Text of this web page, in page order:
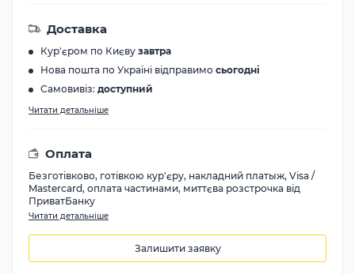
Доставка
Кур'єром по Києву завтра
Нова пошта по Україні відправимо сьогодні
Самовивіз: доступний
Читати детальніше
Оплата
Безготівково, готівкою кур'єру, накладний платыж, Visa /
Mastercard, оплата частинами, миттєва розстрочка від
ПриватБанку
Читати детальніше
Залишити заявку